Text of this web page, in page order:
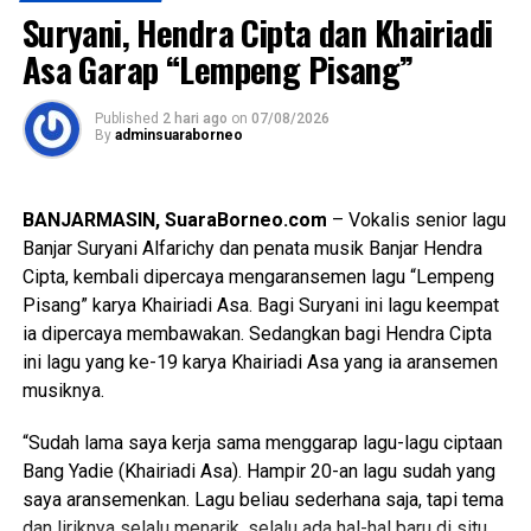
WhatsApp
Messenger 0 Twitter/X 0
Tingkat Kepatuhan terhadap produk-produk pengawasan
Ombudsman RI. Di Kalsel sendiri, penilaian menyasar pada
dinas, rumah sakit, sekolah dan panti di lingkup Pemerintah
Provinsi Kalsel, 2 Pemerintah Kota, dan 11 Pemerintah
Kabupaten. Juga 13 Kantor Pertanahan, 13
Polresta/Polres, dan 3 Kantor Imigrasi se Kalsel. Total ada
masyarakat pada umumnya.
Acara Sosialisasi dan _Entry Meeting_ dibuka secara
resmi oleh Anggota Ombudsman RI sekaligus Koordinator
Wilayah Ombudsman Kalsel, Syafrida Rachmawati
Rasahan. Dalam sambutannya, Syafrida menyampaikan
bahwa penilaian maladministrasi merupakan instrumen
strategis yang objektif, independen dan berbasis potensi
maladministrasi. “Pelaksanaan penilaian ini harus dimaknai
sebagai momentum yang tepat untuk memperkuat
kepatuhan, manajemen risiko dan budaya pelayanan publik.
Suryani, Hendra Cipta dan Khairiadi
Asa Garap “Lempeng Pisang”
Published 2 hari ago on 07/08/2026
By adminsuaraborneo
BANJARMASIN, SuaraBorneo.com – Vokalis senior lagu
Banjar Suryani Alfarichy dan penata musik Banjar Hendra
Cipta, kembali dipercaya mengaransemen lagu “Lempeng
Pisang” karya Khairiadi Asa. Bagi Suryani ini lagu keempat
ia dipercaya membawakan. Sedangkan bagi Hendra Cipta
ini lagu yang ke-19 karya Khairiadi Asa yang ia aransemen
musiknya.
“Sudah lama saya kerja sama menggarap lagu-lagu ciptaan
Bang Yadie (Khairiadi Asa). Hampir 20-an lagu sudah yang
saya aransemenkan. Lagu beliau sederhana saja, tapi tema